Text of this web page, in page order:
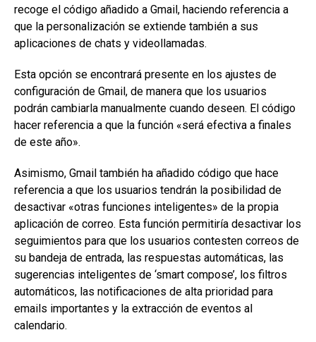
recoge el código añadido a Gmail, haciendo referencia a
que la personalización se extiende también a sus
aplicaciones de chats y videollamadas.
Esta opción se encontrará presente en los ajustes de
configuración de Gmail, de manera que los usuarios
podrán cambiarla manualmente cuando deseen. El código
hacer referencia a que la función «será efectiva a finales
de este año».
Asimismo, Gmail también ha añadido código que hace
referencia a que los usuarios tendrán la posibilidad de
desactivar «otras funciones inteligentes» de la propia
aplicación de correo. Esta función permitiría desactivar los
seguimientos para que los usuarios contesten correos de
su bandeja de entrada, las respuestas automáticas, las
sugerencias inteligentes de ‘smart compose’, los filtros
automáticos, las notificaciones de alta prioridad para
emails importantes y la extracción de eventos al
calendario.